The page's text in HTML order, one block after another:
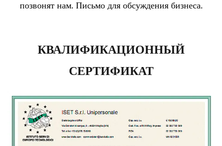
позвонят нам. Письмо для обсуждения бизнеса.
КВАЛИФИКАЦИОННЫЙ
СЕРТИФИКАТ